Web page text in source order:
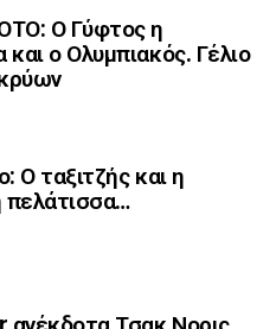
Ο Γύφτος η
ο Ολυμπιακός. Γέλιο
Ο ταξιτζής και η
πελάτισσα…